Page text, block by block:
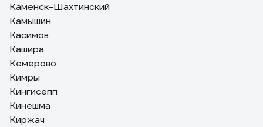
Каменск-Шахтинский
Камышин
Касимов
Кашира
Кемерово
Кимры
Кингисепп
Кинешма
Киржач